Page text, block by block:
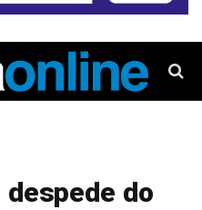
despede do